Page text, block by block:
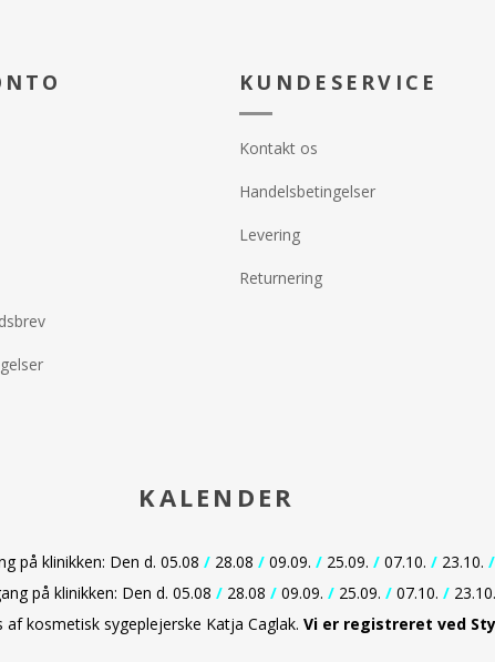
KUNDESERVICE
Kontakt os
Handelsbetingelser
Levering
Returnering
KALENDER
på klinikken: Den d. 05.08 /28.08 /09.09. /25.09. /07.10. /23.10. /
på klinikken: Den d. 05.08 / 28.08 / 09.09. / 25.09. / 07.10. / 23.10.
kosmetisk sygeplejerske Katja Caglak. Vi er registreret ved